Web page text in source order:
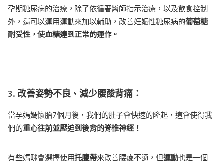
孕期糖尿病的治療，除了依循著醫師指示治療，以及飲食控制
外，還可以運用運動來加以輔助，改善妊娠性糖尿病的葡萄糖
耐受性，使血糖達到正常的運作。
3. 改善姿勢不良、減少腰酸背痛：
當孕媽媽懷胎7個月後，我們的肚子會快速的隆起，這會使得我
們的重心往前並壓迫到後背的脊椎神經！
有些媽咪會選擇使用托腹帶來改善腰痠不適，但運動也是一個